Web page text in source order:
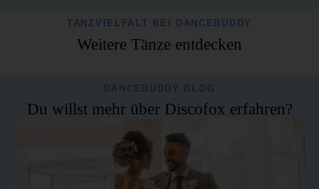
TANZVIELFALT BEI DANCEBUDDY
Weitere Tänze entdecken
Bachata ist ein sinnlicher,
dem Nähe, Leidenschaft und
fließende Körperbewegung
im Mittelpunkt stehen. Die
typischen Body Waves lassen
Blues
Blues ist ein ruhiger, sehr
einfacher Paartanz, der von
entspannten Bewegungen
lebt. Getanzt zu langsamer,
oft romantischer Musik, steht
Blues für Verbundenheit und
DANCEBUDDY BLOG
Du willst mehr über Discofox erfahren?